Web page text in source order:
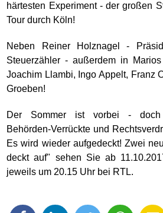
härtesten Experiment - der großen
Tour durch Köln!
Neben Reiner Holznagel -
Steuerzähler - außerdem in
Joachim Llambi, Ingo Appelt, Franz
Groeben!
Der Sommer ist vorbei - doch
Behörden-Verrückte und
Es wird wieder aufgedeckt! Zwei
deckt auf" sehen Sie ab
jeweils um 20.15 Uhr bei RTL.